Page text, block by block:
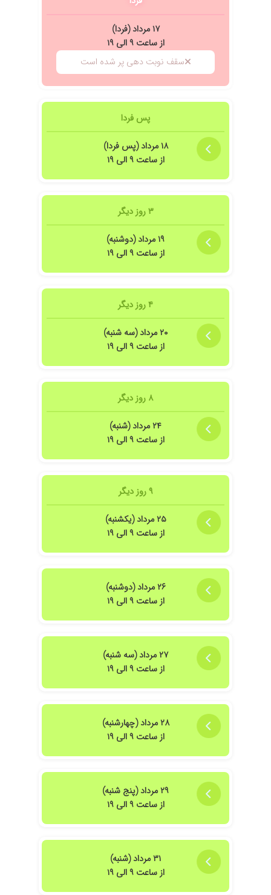
عالی واقعا درجه یک هستن
۱۷ مرداد (فردا)
از ساعت ۹ الی ۱۹
سقف نوبت دهی پر شده است
پس فردا
۱۸ مرداد (پس فردا)
از ساعت ۹ الی ۱۹
۳ روز دیگر
۱۹ مرداد (دوشنبه)
از ساعت ۹ الی ۱۹
۴ روز دیگر
۲۰ مرداد (سه شنبه)
از ساعت ۹ الی ۱۹
۸ روز دیگر
۲۴ مرداد (شنبه)
از ساعت ۹ الی ۱۹
۹ روز دیگر
۲۵ مرداد (یکشنبه)
از ساعت ۹ الی ۱۹
۲۶ مرداد (دوشنبه)
از ساعت ۹ الی ۱۹
۲۷ مرداد (سه شنبه)
از ساعت ۹ الی ۱۹
۲۸ مرداد (چهارشنبه)
از ساعت ۹ الی ۱۹
۲۹ مرداد (پنج شنبه)
از ساعت ۹ الی ۱۹
۳۱ مرداد (شنبه)
از ساعت ۹ الی ۱۹